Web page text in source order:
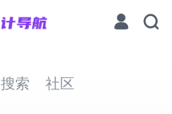
搜索 社区